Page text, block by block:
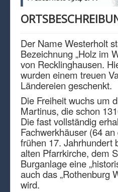
DATENSCHUTZ
Der Name Westerholt
Bezeichnung „Holz im
von Recklinghausen.
wurden einem treuen
Ländereien geschenkt.
Die Freiheit wuchs um
Martinus, die schon
Die fast vollständig
Fachwerkhäuser (64
frühen 17. Jahrhundert
alten Pfarrkirche, dem
Burganlage eine
auch das „Rothenburg
wird.